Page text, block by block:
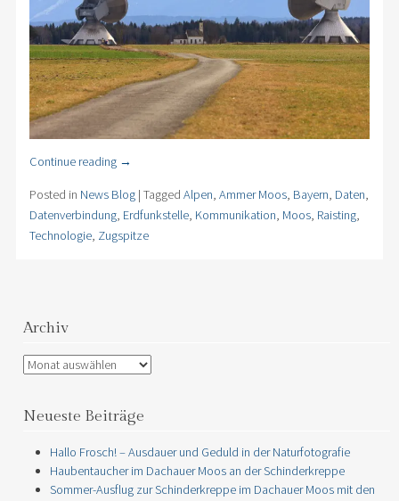
Continue reading →
Posted in News Blog | Tagged Alpen, Ammer Moos, Bayern, Daten,
Datenverbindung, Erdfunkstelle, Kommunikation, Moos, Raisting,
Technologie, Zugspitze
Archiv
Archiv
Neueste Beiträge
Hallo Frosch! – Ausdauer und Geduld in der Naturfotografie
Haubentaucher im Dachauer Moos an der Schinderkreppe
Sommer-Ausflug zur Schinderkreppe im Dachauer Moos mit den